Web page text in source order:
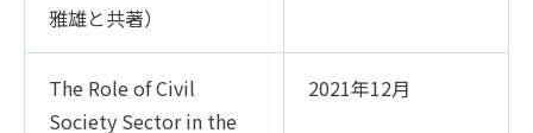
雅雄と共著）
The Role of Civil
Society Sector in the
2021年12月